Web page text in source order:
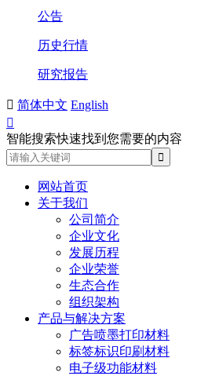
公告
历史行情
研究报告
 简体中文 English

智能搜索快速找到您需要的内容
网站首页
关于我们
公司简介
企业文化
发展历程
企业荣誉
生态合作
组织架构
产品与解决方案
广告喷墨打印材料
标签标识印刷材料
电子级功能材料